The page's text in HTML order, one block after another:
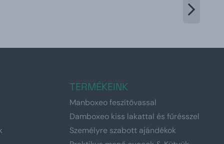
TERMÉKEINK
Manboxeo feszítővassal
Damboxeo kiss lakattal és fűrésszel
Személyre szabott ajándékok